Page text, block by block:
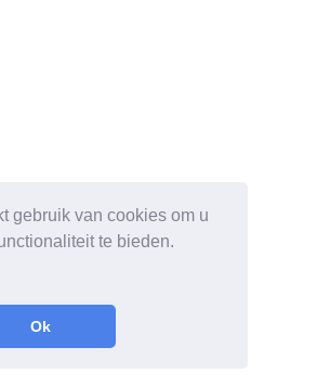
gebruik van cookies om u
te bieden.
Ok